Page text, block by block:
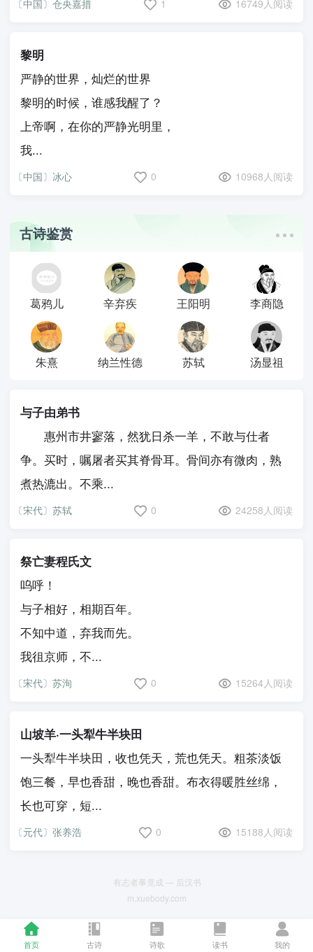
首页 古诗 诗歌 读书 我的
〔中国〕仓央嘉措 1 16749人阅读
黎明
严静的世界，灿烂的世界
黎明的时候，谁感我醒了？
上帝啊，在你的严静光明里，
我...
〔中国〕冰心 0 10968人阅读
古诗鉴赏
葛鸦儿 辛弃疾 王阳明 李商隐
朱熹 纳兰性德 苏轼 汤显祖
与子由弟书
惠州市井寥落，然犹日杀一羊，不敢与仕者
争。买时，嘱屠者买其脊骨耳。骨间亦有微肉，熟
煮热漉出。不乘...
〔宋代〕苏轼 0 24258人阅读
祭亡妻程氏文
呜呼！
与子相好，相期百年。
不知中道，弃我而先。
我徂京师，不...
〔宋代〕苏洵 0 15264人阅读
山坡羊·一头犁牛半块田
一头犁牛半块田，收也凭天，荒也凭天。粗茶淡饭
饱三餐，早也香甜，晚也香甜。布衣得暖胜丝绵，
长也可穿，短...
〔元代〕张养浩 0 15188人阅读
有志者事竟成 — 后汉书
m.xuebody.com